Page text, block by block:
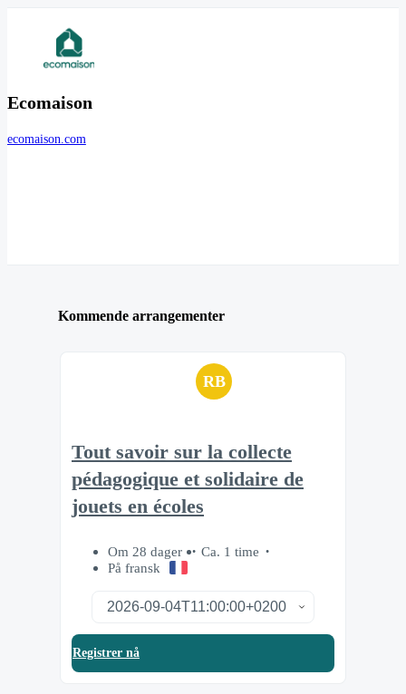
Ecomaison
ecomaison.com
Kommende arrangementer
RB
Tout savoir sur la collecte
pédagogique et solidaire de
jouets en écoles
Om 28 dager
Ca. 1 time
På fransk
Registrer nå